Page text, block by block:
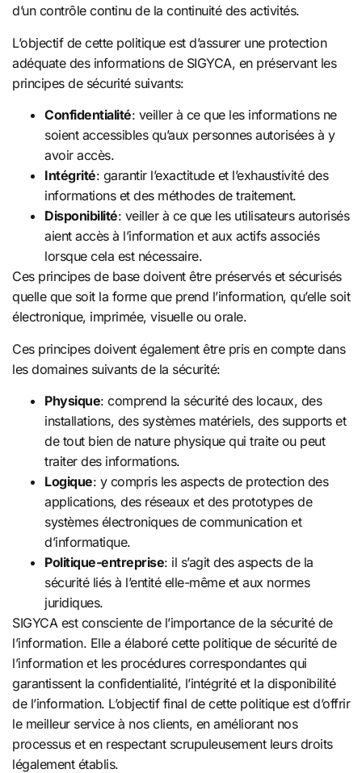
d’un contrôle continu de la continuité des activités.
L’objectif de cette politique est d’assurer une protection
adéquate des informations de SIGYCA, en préservant les
principes de sécurité suivants:
Confidentialité: veiller à ce que les informations ne
soient accessibles qu’aux personnes autorisées à y
avoir accès.
Intégrité: garantir l’exactitude et l’exhaustivité des
informations et des méthodes de traitement.
Disponibilité: veiller à ce que les utilisateurs autorisés
aient accès à l’information et aux actifs associés
lorsque cela est nécessaire.
Ces principes de base doivent être préservés et sécurisés
quelle que soit la forme que prend l’information, qu’elle soit
électronique, imprimée, visuelle ou orale.
Ces principes doivent également être pris en compte dans
les domaines suivants de la sécurité:
Physique: comprend la sécurité des locaux, des
installations, des systèmes matériels, des supports et
de tout bien de nature physique qui traite ou peut
traiter des informations.
Logique: y compris les aspects de protection des
applications, des réseaux et des prototypes de
systèmes électroniques de communication et
d’informatique.
Politique-entreprise: il s’agit des aspects de la
sécurité liés à l’entité elle-même et aux normes
juridiques.
SIGYCA est consciente de l’importance de la sécurité de
l’information. Elle a élaboré cette politique de sécurité de
l’information et les procédures correspondantes qui
garantissent la confidentialité, l’intégrité et la disponibilité
de l’information. L’objectif final de cette politique est d’offrir
le meilleur service à nos clients, en améliorant nos
processus et en respectant scrupuleusement leurs droits
légalement établis.